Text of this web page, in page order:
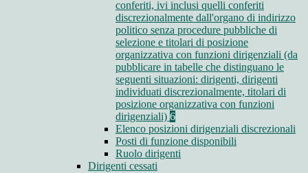
conferiti, ivi inclusi quelli conferiti
discrezionalmente dall'organo di indirizzo
politico senza procedure pubbliche di
selezione e titolari di posizione
organizzativa con funzioni dirigenziali (da
pubblicare in tabelle che distinguano le
seguenti situazioni: dirigenti, dirigenti
individuati discrezionalmente, titolari di
posizione organizzativa con funzioni
dirigenziali) 6
Elenco posizioni dirigenziali discrezionali
Posti di funzione disponibili
Ruolo dirigenti
Dirigenti cessati